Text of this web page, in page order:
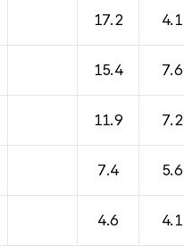
17.2 4.1
15.4 7.6
11.9 7.2
7.4 5.6
4.6 4.1